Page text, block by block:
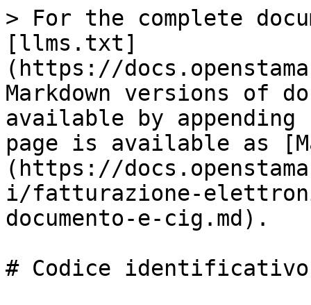
> For the complete
[llms.txt]
(https://
Markdown versions of
available by
page is available as
(https://
i/fatturazione-
documento-e-cig.md).
# Codice identificativo